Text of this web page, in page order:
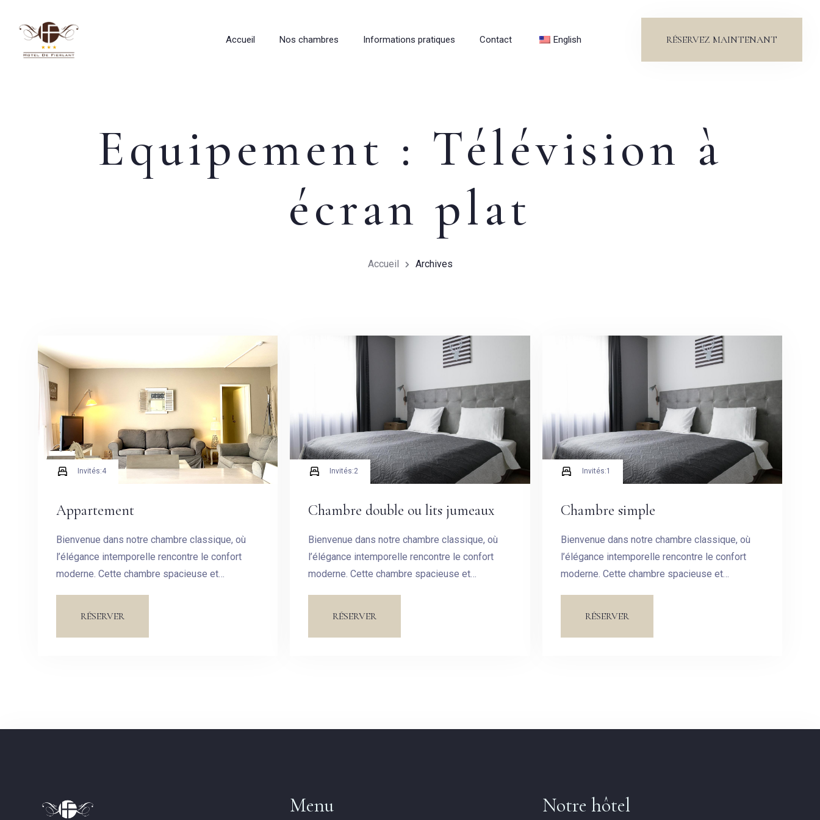
Accueil Nos chambres Informations pratiques Contact English RÉSERVEZ MAINTENANT
Equipement : Télévision à
écran plat
Accueil Archives
Appartement
Bienvenue dans notre chambre classique, où
l’élégance intemporelle rencontre le confort
moderne. Cette chambre spacieuse et
Invités:4
RÉSERVER
Chambre double ou lits jumeaux
Bienvenue dans notre chambre classique, où
l’élégance intemporelle rencontre le confort
moderne. Cette chambre spacieuse et
Invités:2
RÉSERVER
Chambre simple
Bienvenue dans notre chambre classique, où
l’élégance intemporelle rencontre le confort
moderne. Cette chambre spacieuse et
Invités:1
RÉSERVER
Menu Notre hôtel
Arrivée
Pas de check-out